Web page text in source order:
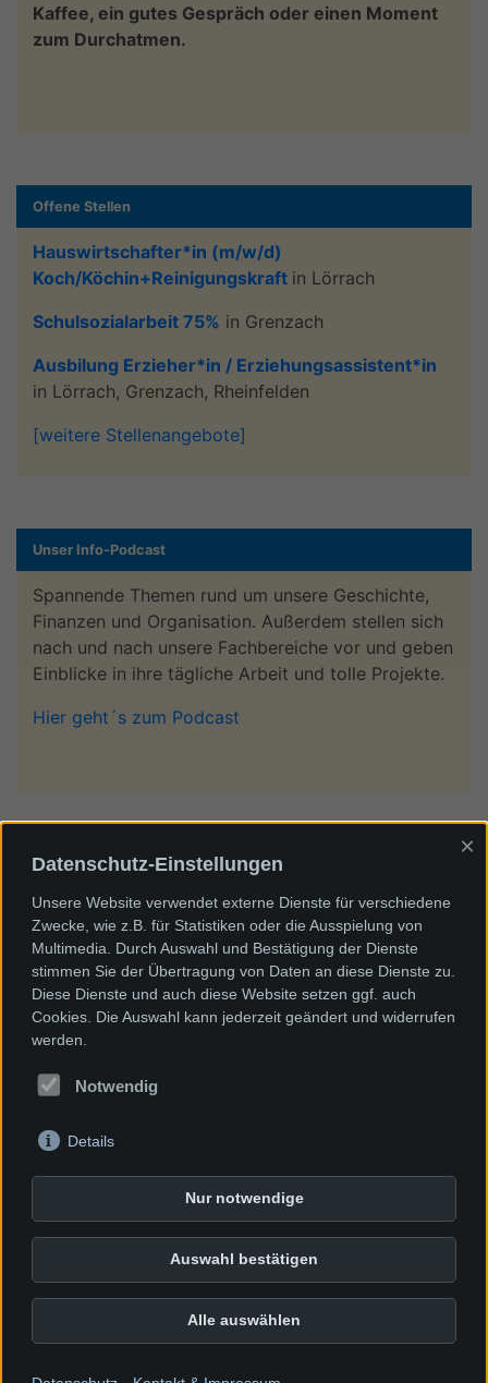
Kaffee, ein gutes Gespräch oder einen Moment
zum Durchatmen.
Offene Stellen
Hauswirtschafter*in (m/w/d)
Koch/Köchin+Reinigungskraft in Lörrach
Schulsozialarbeit 75% in Grenzach
Ausbilung Erzieher*in / Erziehungsassistent*in
in Lörrach, Grenzach, Rheinfelden
[weitere Stellenangebote]
Unser Info-Podcast
Spannende Themen rund um unsere Geschichte,
Finanzen und Organisation. Außerdem stellen sich
nach und nach unsere Fachbereiche vor und geben
Einblicke in ihre tägliche Arbeit und tolle Projekte.
Hier geht´s zum Podcast
Ein Video über die Dieter-Kaltenbach-Stiftung
Newsletter
AGBs unserer VHS- Kurse
Anfahrtsplan
Cookie Einstellungen
Dieter-Kaltenbach-Stiftung
Konrad-Adenauer-Straße 22
79540 Lörrach
Tutti Kiesi Rheinfelden
KiTa Am Bächle
Datenschutz-Einstellungen
×
Unsere Website verwendet externe Dienste für verschiedene
Zwecke, wie z.B. für Statistiken oder die Ausspielung von
Multimedia. Durch Auswahl und Bestätigung der Dienste
stimmen Sie der Übertragung von Daten an diese Dienste zu.
Diese Dienste und auch diese Website setzen ggf. auch
Cookies. Die Auswahl kann jederzeit geändert und widerrufen
werden.
Notwendig
Details
Nur notwendige
Auswahl bestätigen
Alle auswählen